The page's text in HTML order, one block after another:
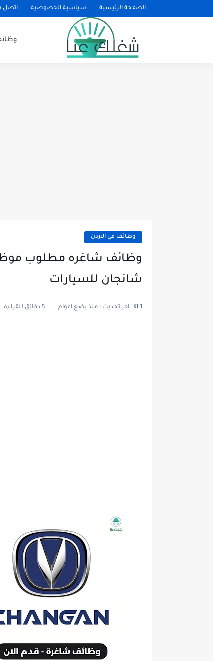
الصفحة الرئيسية سياسية الخصوصية اتصل
وظائف في الاردن
وظائف شاغره مطلوب
شانجان للسيارات
KL1 اخر تحديث : منذ بضع اعوام 5 دقائق للقراءة